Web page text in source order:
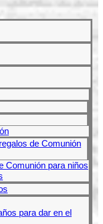
de Comunión
Comunión para niños
para dar en el